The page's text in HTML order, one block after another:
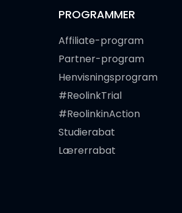
PROGRAMMER
Affiliate-program
Partner-program
Henvisningsprogram
#ReolinkTrial
#ReolinkinAction
Studierabat
Lærerrabat